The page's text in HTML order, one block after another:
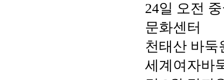
24일 오전
문화센터
천태산 바둑
세계여자바